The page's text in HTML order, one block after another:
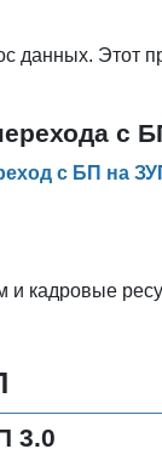
данных. Этот
с
с БП на
и кадровые
3.0